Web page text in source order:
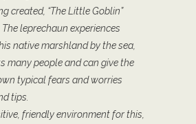
created, “The Little Goblin”
leprechaun experiences
native marshland by the sea,
many people and can give the
typical fears and worries
tips.
friendly environment for this,